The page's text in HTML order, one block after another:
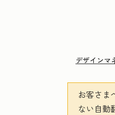
デザインマ
お客さま
ない自動